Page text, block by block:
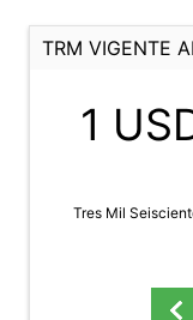
TRM VIGENTE
1
Tres Mil